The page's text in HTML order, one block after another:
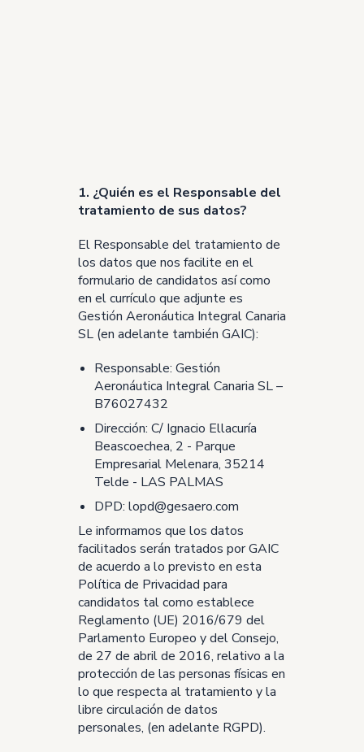
1. ¿Quién es el Responsable del
tratamiento de sus datos?
El Responsable del tratamiento de
los datos que nos facilite en el
formulario de candidatos así como
en el currículo que adjunte es
Gestión Aeronáutica Integral Canaria
SL (en adelante también GAIC):
Responsable: Gestión
Aeronáutica Integral Canaria SL –
B76027432
Dirección: C/ Ignacio Ellacuría
Beascoechea, 2 - Parque
Empresarial Melenara, 35214
Telde - LAS PALMAS
DPD: lopd@gesaero.com
Le informamos que los datos
facilitados serán tratados por GAIC
de acuerdo a lo previsto en esta
Política de Privacidad para
candidatos tal como establece
Reglamento (UE) 2016/679 del
Parlamento Europeo y del Consejo,
de 27 de abril de 2016, relativo a la
protección de las personas físicas en
lo que respecta al tratamiento y la
libre circulación de datos
personales, (en adelante RGPD).